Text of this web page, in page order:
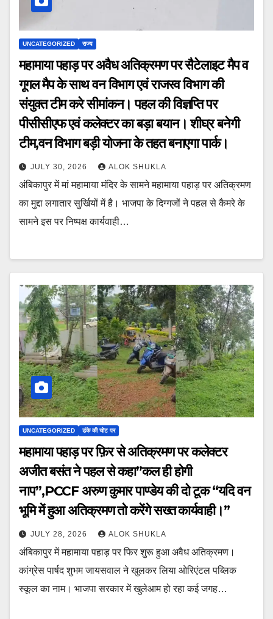
UNCATEGORIZED राज्य
महामाया पहाड़ पर अवैध अतिक्रमण पर सैटेलाइट मैप व
गूगल मैप के साथ वन विभाग एवं राजस्व विभाग की
संयुक्त टीम करे सीमांकन। पहल की विज्ञप्ति पर
पीसीसीएफ एवं कलेक्टर का बड़ा बयान। शीघ्र बनेगी
टीम,वन विभाग बड़ी योजना के तहत बनाएगा पार्क।
JULY 30, 2026 ALOK SHUKLA
अंबिकापुर में मां महामाया मंदिर के सामने महामाया पहाड़ पर अतिक्रमण
का मुद्दा लगातार सुर्खियों में है। भाजपा के दिग्गजों ने पहल से कैमरे के
सामने इस पर निष्पक्ष कार्यवाही…
UNCATEGORIZED डंके की चोट पर
महामाया पहाड़ पर फ़िर से अतिक्रमण पर कलेक्टर
अजीत बसंत ने पहल से कहा”कल ही होगी
नाप”,PCCF अरुण कुमार पाण्डेय की दो टूक “यदि वन
भूमि में हुआ अतिक्रमण तो करेंगे सख्त कार्यवाही।”
JULY 28, 2026 ALOK SHUKLA
अंबिकापुर में महामाया पहाड़ पर फिर शुरू हुआ अवैध अतिक्रमण।
कांग्रेस पार्षद शुभम जायसवाल ने खुलकर लिया ओरिएंटल पब्लिक
स्कूल का नाम। भाजपा सरकार में खुलेआम हो रहा कई जगह…